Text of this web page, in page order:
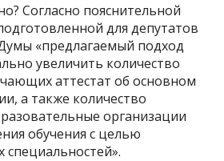
Согласно пояснительной
для депутатов
«предлагаемый подход
увеличить количество
аттестат об основном
а также количество
организации
обучения с целью
специальностей».